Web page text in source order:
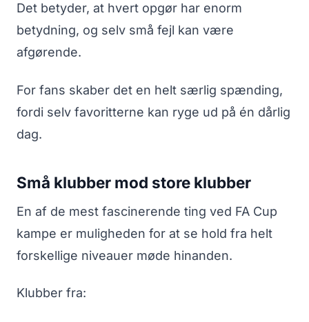
Det betyder, at hvert opgør har enorm
betydning, og selv små fejl kan være
afgørende.
For fans skaber det en helt særlig spænding,
fordi selv favoritterne kan ryge ud på én dårlig
dag.
Små klubber mod store klubber
En af de mest fascinerende ting ved FA Cup
kampe er muligheden for at se hold fra helt
forskellige niveauer møde hinanden.
Klubber fra: